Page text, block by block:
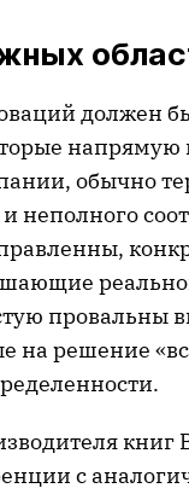
должен
напрямую
обычно
провальны
на решение
книг
с